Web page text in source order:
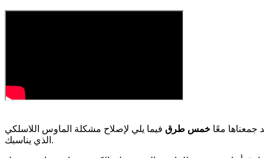
جمعناها معًا خمس طرق فيما يلي لإصلاح مشكلة الماوس اللاسلكي Logitech التي لا تعمل بشكل صحيح. قد لا تضطر إلى تجربتهم جميعًا. فقط اعمل في طريقك لأسفل في أعلى القائمة حتى تجد الشخص
الذي يناسبك.